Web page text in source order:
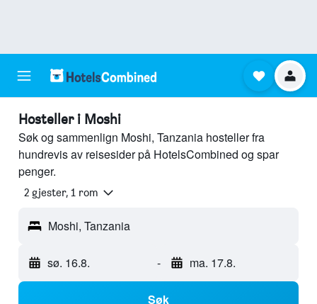
Hosteller i Moshi
Søk og sammenlign Moshi, Tanzania hosteller fra
hundrevis av reisesider på HotelsCombined og spar
penger.
2 gjester, 1 rom
Moshi, Tanzania
sø. 16.8. - ma. 17.8.
Søk